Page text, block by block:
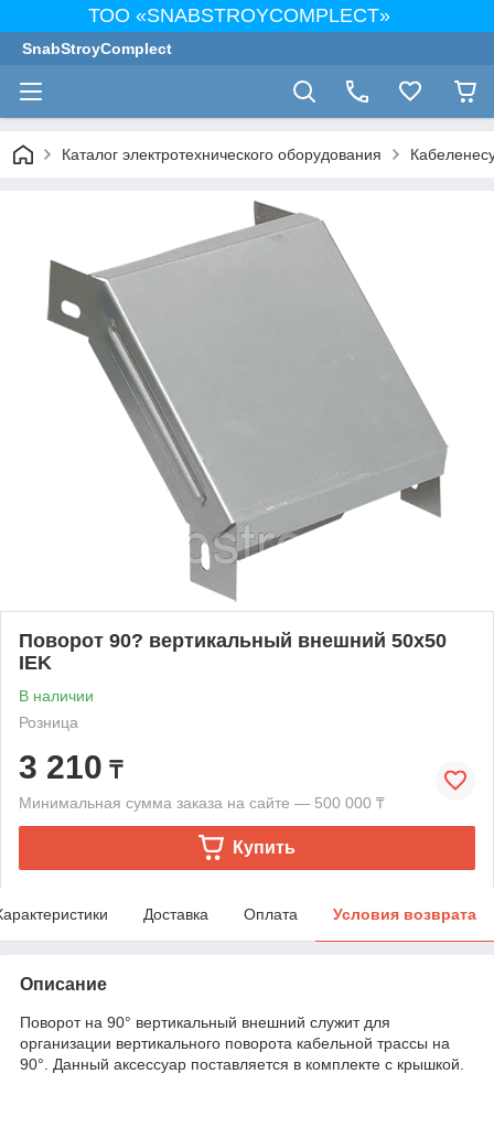
ТОО «SNABSTROYCOMPLECT»
SnabStroyComplect
Каталог электротехнического оборудования
Поворот 90? вертикальный внешний 50х50
IEK
В наличии
Розница
3 210 ₸
Минимальная сумма заказа на сайте — 500 000 ₸
Купить
Доставка Оплата Условия возврата
Описание
Поворот на 90° вертикальный внешний служит для
организации вертикального поворота кабельной трассы на
90°. Данный аксессуар поставляется в комплекте с крышкой.